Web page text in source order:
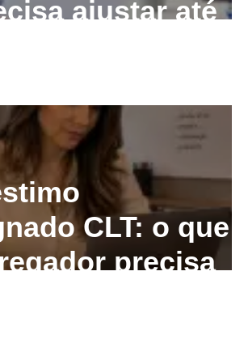
ajustar até
CLT: o que
precisa